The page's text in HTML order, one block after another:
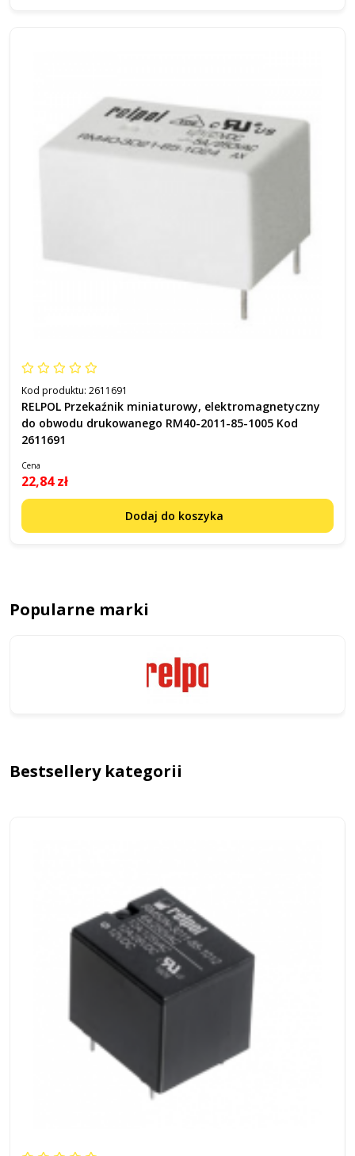
Kod produktu: 2611691
RELPOL Przekaźnik miniaturowy, elektromagnetyczny
do obwodu drukowanego RM40-2011-85-1005 Kod
2611691
Cena
22,84 zł
Dodaj do koszyka
Popularne marki
Bestsellery kategorii